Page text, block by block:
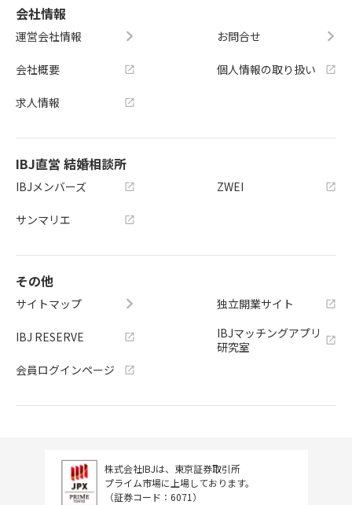
会社情報
運営会社情報
会社概要
求人情報
お問合せ
個人情報の取り扱い
IBJ直営 結婚相談所
IBJメンバーズ
サンマリエ
ZWEI
その他
サイトマップ
IBJ RESERVE
会員ログインページ
独立開業サイト
IBJマッチングアプリ
研究室
株式会社IBJは、東京証券取引所
プライム市場に上場しております。
（証券コード：6071）